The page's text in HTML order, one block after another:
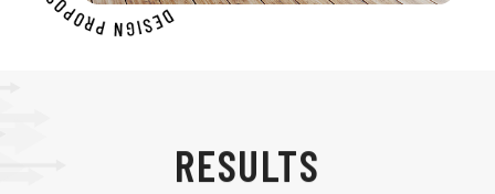
RESULTS